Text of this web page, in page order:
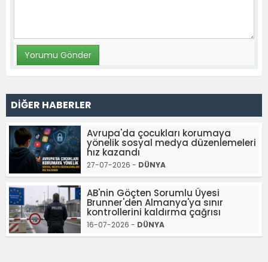
DİĞER HABERLER
Avrupa'da çocukları korumaya
yönelik sosyal medya düzenlemeleri
hız kazandı
27-07-2026 - DÜNYA
AB'nin Göçten Sorumlu Üyesi
Brunner'den Almanya'ya sınır
kontrollerini kaldırma çağrısı
16-07-2026 - DÜNYA